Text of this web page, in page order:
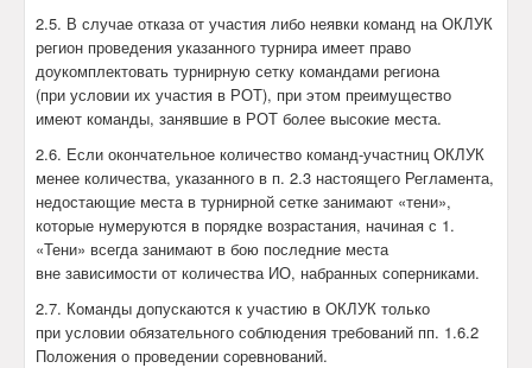
2.5. В случае отказа от участия либо неявки команд на ОКЛУК
регион проведения указанного турнира имеет право
доукомплектовать турнирную сетку командами региона
(при условии их участия в РОТ), при этом преимущество
имеют команды, занявшие в РОТ более высокие места.
2.6. Если окончательное количество команд-участниц ОКЛУК
менее количества, указанного в п. 2.3 настоящего Регламента,
недостающие места в турнирной сетке занимают «тени»,
которые нумеруются в порядке возрастания, начиная с 1.
«Тени» всегда занимают в бою последние места
вне зависимости от количества ИО, набранных соперниками.
2.7. Команды допускаются к участию в ОКЛУК только
при условии обязательного соблюдения требований пп. 1.6.2
Положения о проведении соревнований.